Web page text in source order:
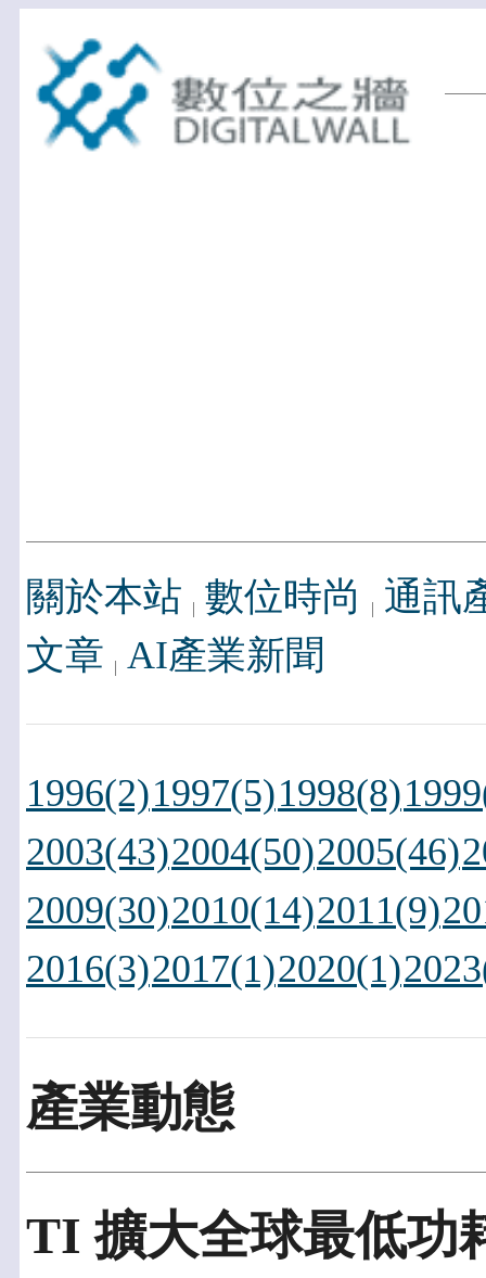
關於本站 數位時尚
通訊
文章 AI產業新聞
1996(2)1997(5)1998(8)
2003(43)2004(50)2005(46)
2009(30)2010(14)2011(9)
2016(3)2017(1)2020(1)
產業動態
TI 擴大全球最低功